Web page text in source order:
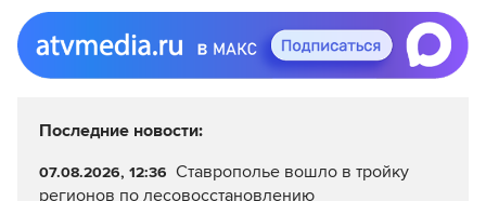
Последние новости:
07.08.2026, 12:36 Ставрополье вошло в тройку
регионов по лесовосстановлению